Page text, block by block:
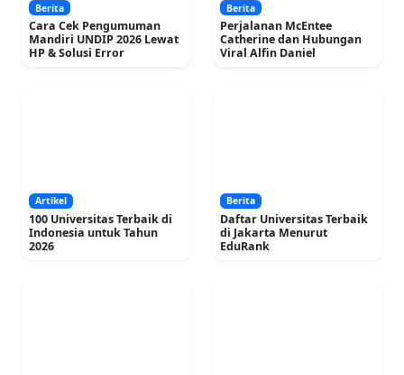
Berita
Cara Cek Pengumuman
Mandiri UNDIP 2026 Lewat
HP & Solusi Error
Berita
Perjalanan McEntee
Catherine dan Hubungan
Viral Alfin Daniel
Artikel
100 Universitas Terbaik di
Indonesia untuk Tahun
2026
Berita
Daftar Universitas Terbaik
di Jakarta Menurut
EduRank